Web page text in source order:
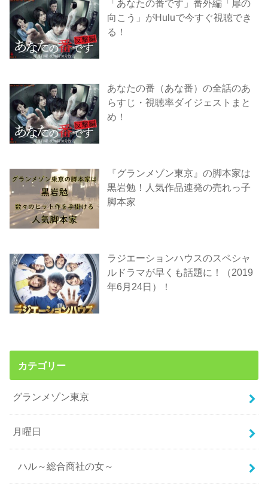
「あなたの番です」番外編「扉の
向こう」がHuluで今すぐ視聴でき
る！
あなたの番（あな番）の全話のあ
らすじ・視聴率ダイジェストまと
め！
『グランメゾン東京』の脚本家は
黒岩勉！人気作品連発の売れっ子
脚本家
ラジエーションハウスのスペシャ
ルドラマが早くも話題に！（2019
年6月24日）！
カテゴリー
グランメゾン東京
月曜日
ハル～総合商社の女～